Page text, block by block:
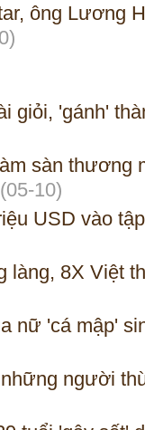
ông Lương
giỏi, 'gánh'
sàn thương
(05-10)
USD vào
làng, 8X Việt
nữ 'cá mập'
người